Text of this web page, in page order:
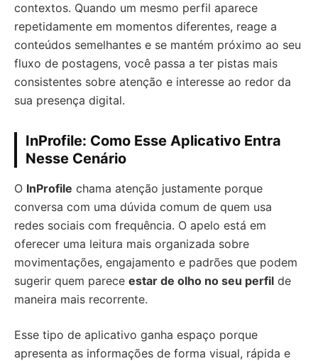
contextos. Quando um mesmo perfil aparece
repetidamente em momentos diferentes, reage a
conteúdos semelhantes e se mantém próximo ao seu
fluxo de postagens, você passa a ter pistas mais
consistentes sobre atenção e interesse ao redor da
sua presença digital.
InProfile: Como Esse Aplicativo Entra
Nesse Cenário
O InProfile chama atenção justamente porque
conversa com uma dúvida comum de quem usa
redes sociais com frequência. O apelo está em
oferecer uma leitura mais organizada sobre
movimentações, engajamento e padrões que podem
sugerir quem parece estar de olho no seu perfil de
maneira mais recorrente.
Esse tipo de aplicativo ganha espaço porque
apresenta as informações de forma visual, rápida e